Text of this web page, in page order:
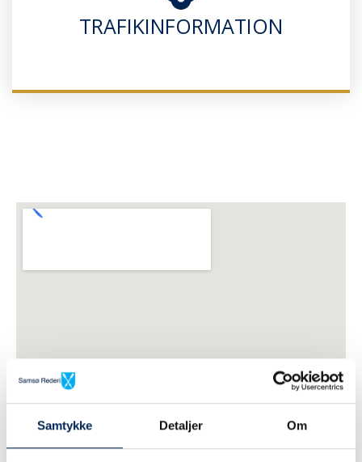
Samtykke Detaljer Om
TRAFIKINFORMATION